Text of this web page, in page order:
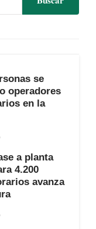
se
operadores
en la
a planta
4.200
avanza